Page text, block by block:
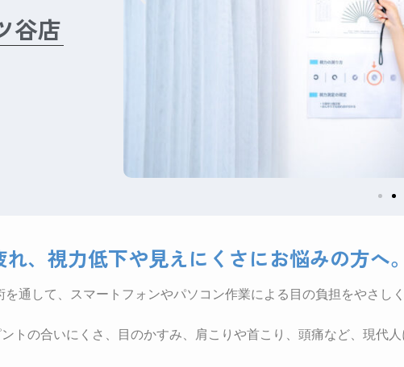
谷店
、視力低下や見えにくさにお悩みの方へ。
通して、スマートフォンやパソコン作業による目の負担をやさし
トの合いにくさ、目のかすみ、肩こりや首こり、頭痛など、現代人